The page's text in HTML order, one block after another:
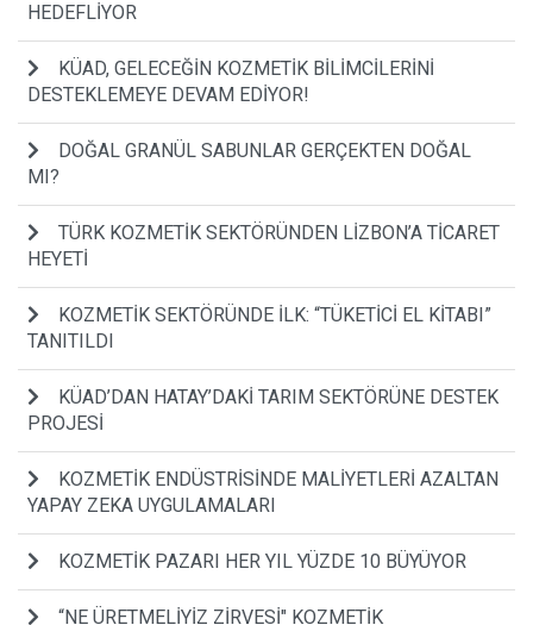
HEDEFLİYOR
KÜAD, GELECEĞİN KOZMETİK BİLİMCİLERİNİ
DESTEKLEMEYE DEVAM EDİYOR!
DOĞAL GRANÜL SABUNLAR GERÇEKTEN DOĞAL
MI?
TÜRK KOZMETİK SEKTÖRÜNDEN LİZBON’A TİCARET
HEYETİ
KOZMETİK SEKTÖRÜNDE İLK: “TÜKETİCİ EL KİTABI”
TANITILDI
KÜAD’DAN HATAY’DAKİ TARIM SEKTÖRÜNE DESTEK
PROJESİ
KOZMETİK ENDÜSTRİSİNDE MALİYETLERİ AZALTAN
YAPAY ZEKA UYGULAMALARI
KOZMETİK PAZARI HER YIL YÜZDE 10 BÜYÜYOR
“NE ÜRETMELİYİZ ZİRVESİ" KOZMETİK